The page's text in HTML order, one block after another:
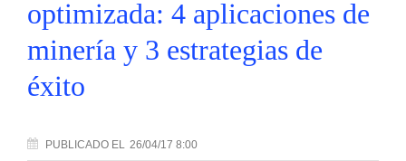
optimizada: 4 aplicaciones de
minería y 3 estrategias de
éxito
PUBLICADO EL 26/04/17 8:00